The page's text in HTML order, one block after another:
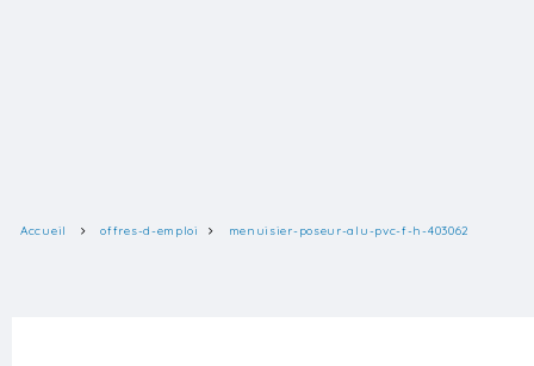
Accueil offres-d-emploi menuisier-poseur-alu-pvc-f-h-403062